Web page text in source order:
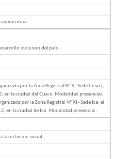
inclusivo del país
por la Zona Registral N° X– Sede Cusco,
en la ciudad del Cusco. Modalidad presencial.
por la Zona Registral N° XI– Sede Ica, el
en la ciudad de Ica. Modalidad presencial.
la inclusión social.